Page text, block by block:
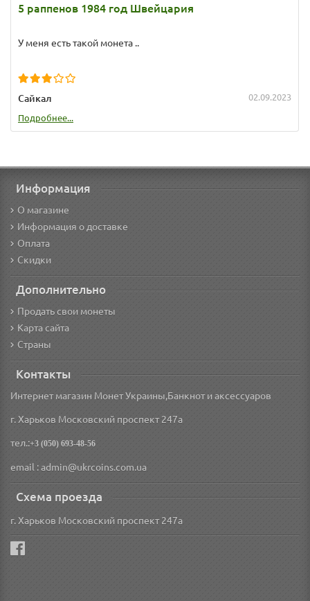
5 раппенов 1984 год Швейцария
У меня есть такой монета ..
Сайкал 02.09.2023
Подробнее...
Информация
О магазине
Информация о доставке
Оплата
Скидки
Дополнительно
Продать свои монеты
Карта сайта
Страны
Контакты
Интернет магазин Монет Украины,Банкнот и аксессуаров
г. Харьков Московский проспект 247а
тел.:+3 (050) 693-48-56
email : admin@ukrcoins.com.ua
Схема проезда
г. Харьков Московский проспект 247а